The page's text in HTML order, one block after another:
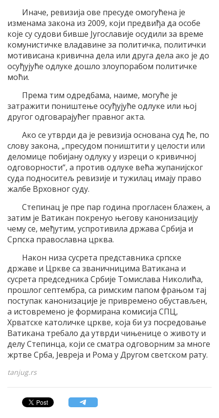
Иначе, ревизиjа ове пресуде омогућена jе
изменама закона из 2009, коjи предвиђа да особе
коjе су судови бивше Jугославиjе осудили за време
комунистичке владавине за политичка, политички
мотивисана кривична дела или друга дела ако jе до
осуђуjуће одлуке дошло злоупорабом политичке
моћи.
Према тим одредбама, наиме, могуће jе
затражити поништење осуђуjуће одлуке или њоj
другог одговараjућег правног акта.
Aко се утврди да jе ревизиjа основана суд ће, по
слову закона, „пресудом поништити у целости или
деломице побиjану одлуку у изреци о кривичноj
одговорности“, а против одлуке већа жупаниjског
суда подноситељ ревизиjе и тужилац имаjу право
жалбе Врховног суду.
Степинац jе пре пар година прогласен блажен, а
затим jе Ватикан покренуо његову канонизациjу
чему се, међутим, успротивила држава Србиjа и
Српска православна црква.
Након низа сусрета представника српске
државе и Цркве са званичницима Ватикана и
сусрета председника Србиjе Tомислава Николића,
прошлог септембра, са римским папом фрањом таj
поступак канонизациjе jе привремено обустављен,
а истовремено jе формирана комисиjа СПЦ,
Хрватске католичке цркве, коjа би уз посредовање
Ватикана требало да утврди чињенице о животу и
делу Степинца, коjи се сматра одговорним за многе
жртве Срба, Jевреjа и Рома у Другом светском рату.
tanjug.rs